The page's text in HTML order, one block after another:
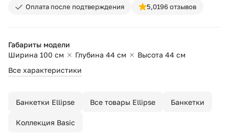
Оплата после подтверждения
5,0196 отзывов
Габариты модели
Ширина 100 см
Глубина 44 см
Высота 44 см
Все характеристики
Банкетки Ellipse Все товары Ellipse Банкетки
Коллекция Basic